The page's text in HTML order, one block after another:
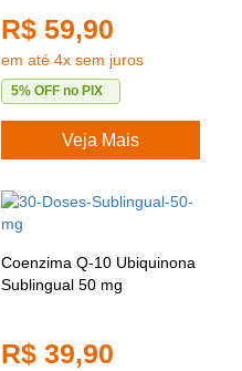
R$ 59,90
em até 4x sem juros
5% OFF no PIX
Veja Mais
Coenzima Q-10 Ubiquinona
Sublingual 50 mg
R$ 39,90